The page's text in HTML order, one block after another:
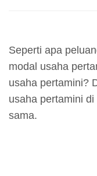
Seperti apa
modal usaha
usaha pertamini?
usaha pertamini
sama.